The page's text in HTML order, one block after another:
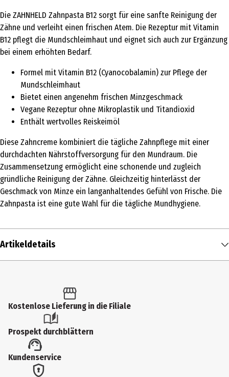
Die ZAHNHELD Zahnpasta B12 sorgt für eine sanfte Reinigung der
Zähne und verleiht einen frischen Atem. Die Rezeptur mit Vitamin
B12 pflegt die Mundschleimhaut und eignet sich auch zur Ergänzung
bei einem erhöhten Bedarf.
Formel mit Vitamin B12 (Cyanocobalamin) zur Pflege der
Mundschleimhaut
Bietet einen angenehm frischen Minzgeschmack
Vegane Rezeptur ohne Mikroplastik und Titandioxid
Enthält wertvolles Reiskeimöl
Diese Zahncreme kombiniert die tägliche Zahnpflege mit einer
durchdachten Nährstoffversorgung für den Mundraum. Die
Zusammensetzung ermöglicht eine schonende und zugleich
gründliche Reinigung der Zähne. Gleichzeitig hinterlässt der
Geschmack von Minze ein langanhaltendes Gefühl von Frische. Die
Zahnpasta ist eine gute Wahl für die tägliche Mundhygiene.
Artikeldetails
Produkttyp
Inhaltsstoffe
Aqua, Hydrated Silica, Sorbitol, Disodium Cocoyl Glutamate,
Nucifera (Coconut) Oil**, Lactic Acid, Carvone*, Potassium
Kostenlose Lieferung in die Filiale
Prospekt durchblättern
Kundenservice